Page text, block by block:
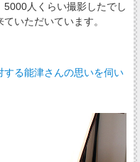
人くらい撮影したでし
いただいています。
る能津さんの思いを伺い